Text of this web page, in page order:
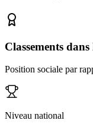
Classements
Position sociale par
Niveau national